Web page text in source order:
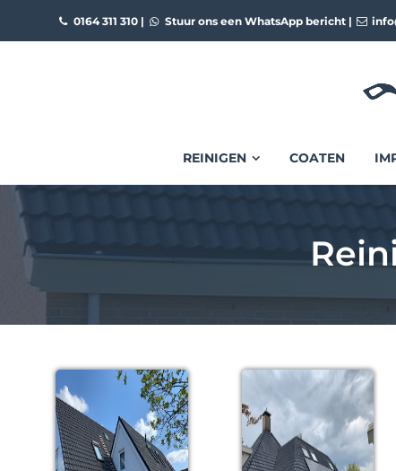
0164 311 310| Stuur ons een WhatsApp bericht|
REINIGEN COATEN